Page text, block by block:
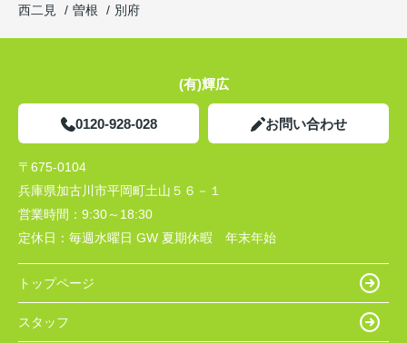
西二見
曽根 別府
(有)輝広
0120-928-028 お問い合わせ
〒675-0104
兵庫県加古川市平岡町土山５６－１
営業時間： 9:30～18:30
定休日： 毎週水曜日 GW 夏期休暇 年末年始
トップページ
スタッフ